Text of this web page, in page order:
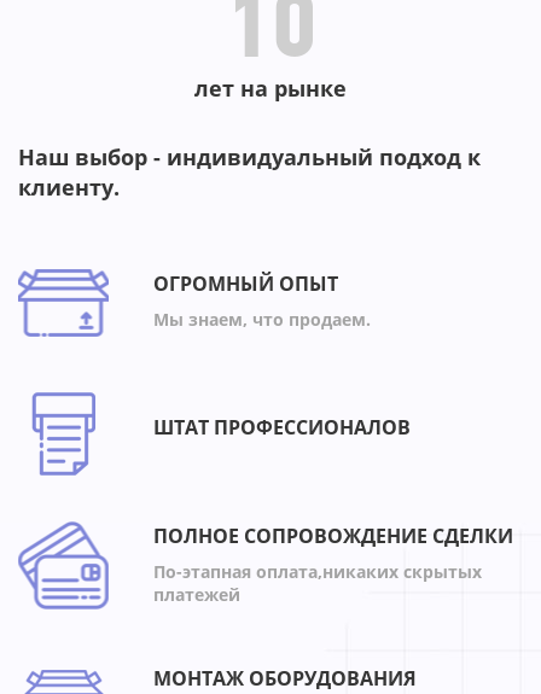
10
лет на рынке
Наш выбор - индивидуальный подход к
клиенту.
ОГРОМНЫЙ ОПЫТ
Мы знаем, что продаем.
ШТАТ ПРОФЕССИОНАЛОВ
ПОЛНОЕ СОПРОВОЖДЕНИЕ СДЕЛКИ
По-этапная оплата,никаких скрытых
платежей
МОНТАЖ ОБОРУДОВАНИЯ